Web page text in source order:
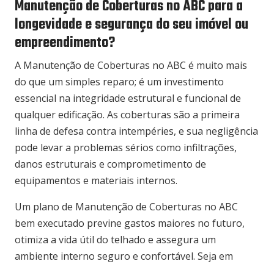
Manutenção de Coberturas no ABC para a
longevidade e segurança do seu imóvel ou
empreendimento?
A Manutenção de Coberturas no ABC é muito mais
do que um simples reparo; é um investimento
essencial na integridade estrutural e funcional de
qualquer edificação. As coberturas são a primeira
linha de defesa contra intempéries, e sua negligência
pode levar a problemas sérios como infiltrações,
danos estruturais e comprometimento de
equipamentos e materiais internos.
Um plano de Manutenção de Coberturas no ABC
bem executado previne gastos maiores no futuro,
otimiza a vida útil do telhado e assegura um
ambiente interno seguro e confortável. Seja em